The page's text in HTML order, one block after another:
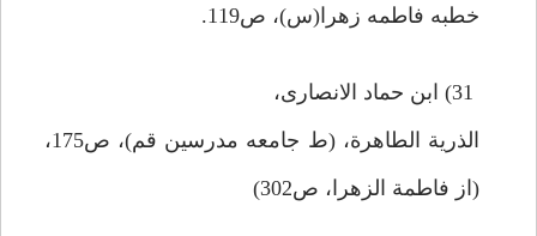
خطبه فاطمه زهرا(س)، ص119.
الذرية الطاهرة، (ط جامعه مدرسين قم)، ص175،
(از فاطمة الزهرا، ص302)